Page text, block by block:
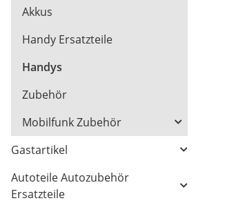
Akkus
Handy Ersatzteile
Handys
Zubehör
Mobilfunk Zubehör
Gastartikel
Autoteile Autozubehör
Ersatzteile